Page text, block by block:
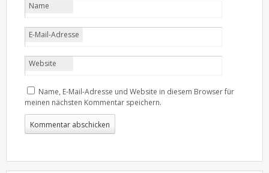
Name
E-Mail-Adresse
Website
Name, E-Mail-Adresse und Website in diesem Browser für
meinen nächsten Kommentar speichern.